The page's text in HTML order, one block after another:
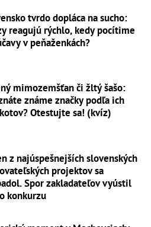
tvrdo dopláca na sucho:
reagujú rýchlo, kedy pocítime
v peňaženkách?
mimozemšťan či žltý šašo:
známe značky podľa ich
Otestujte sa! (kvíz)
z najúspešnejších slovenských
projektov sa
Spor zakladateľov vyústil
konkurzu